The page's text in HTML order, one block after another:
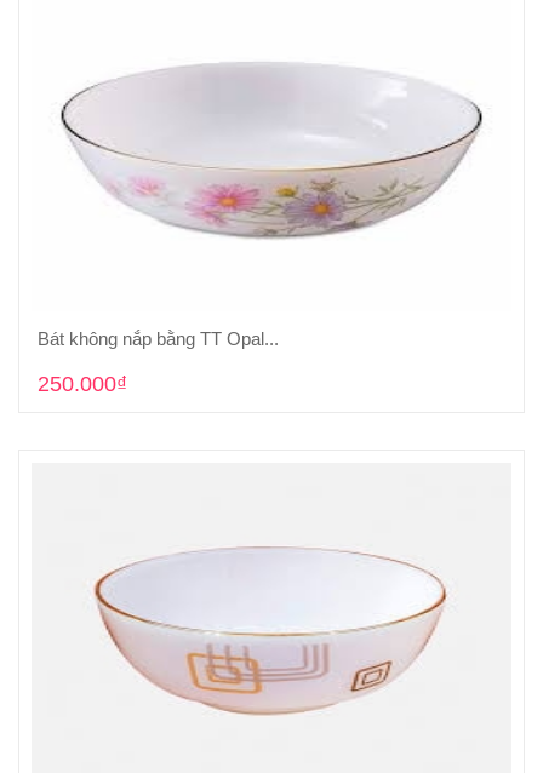
Cho vào giỏ hàng
Bát không nắp bằng TT Opal...
250.000₫